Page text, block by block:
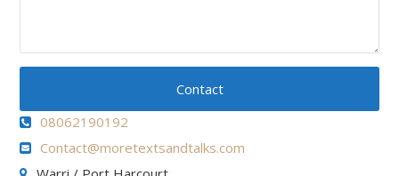
Contact
08062190192
Contact@moretextsandtalks.com